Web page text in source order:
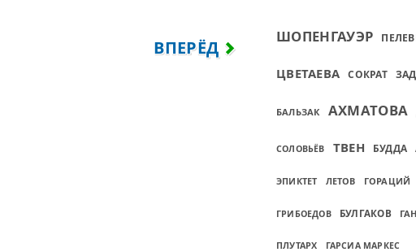
МЕНЯ ВСЯКИЙ СМЫСЛ. Я ВИДЕЛ ВСЕ
СЛЕДУЮЩИЙ: ВЫ ЗДЕСЬ
ВПЕРЁД
ШОПЕНГАУЭР
ЦВЕТАЕВА СОКРАТ
БАЛЬЗАК АХМАТОВА
СОЛОВЬЁВ ТВЕН БУДДА
ЭПИКТЕТ ЛЕТОВ ГОРАЦИЙ
ГРИБОЕДОВ БУЛГАКОВ
ПЛУТАРХ ГАРСИА МАРКЕС